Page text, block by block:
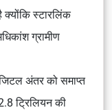
क्योंकि स्टारलिंक
ग्रामीण
अंतर को समाप्त
ट्रिलियन की